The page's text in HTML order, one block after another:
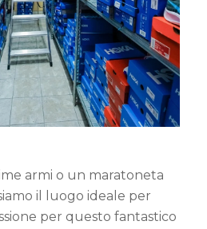
armi o un maratoneta
il luogo ideale per
per questo fantastico